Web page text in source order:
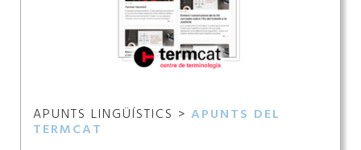
APUNTS LINGÜÍSTICS > APUNTS DEL
TERMCAT